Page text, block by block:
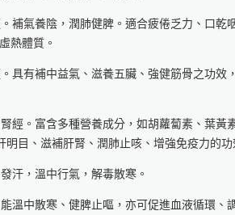
補氣養陰，潤肺健脾。適合疲倦乏力、口乾
熱體質。
具有補中益氣、滋養五臟、強健筋骨之功效
經。富含多種營養成分，如胡蘿蔔素、葉黃
目、滋補肝腎、潤肺止咳、增強免疫力的功
汗，溫中行氣，解毒散寒。
溫中散寒、健脾止嘔，亦可促進血液循環、